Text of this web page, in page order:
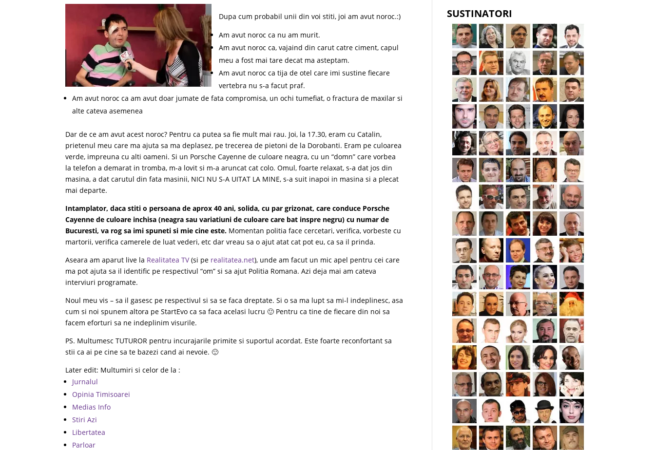
Dupa cum probabil unii din voi stiti, joi am avut noroc.:)
Am avut noroc ca nu am murit.
Am avut noroc ca, vajaind din carut catre ciment, capul
meu a fost mai tare decat ma asteptam.
Am avut noroc ca tija de otel care imi sustine fiecare
vertebra nu s-a facut praf.
Am avut noroc ca am avut doar jumate de fata compromisa, un ochi tumefiat, o fractura de maxilar si
alte cateva asemenea
Dar de ce am avut acest noroc? Pentru ca putea sa fie mult mai rau. Joi, la 17.30, eram cu Catalin,
prietenul meu care ma ajuta sa ma deplasez, pe trecerea de pietoni de la Dorobanti. Eram pe culoarea
verde, impreuna cu alti oameni. Si un Porsche Cayenne de culoare neagra, cu un “domn” care vorbea
la telefon a demarat in tromba, m-a lovit si m-a aruncat cat colo. Omul, foarte relaxat, s-a dat jos din
masina, a dat carutul din fata masinii, NICI NU S-A UITAT LA MINE, s-a suit inapoi in masina si a plecat
mai departe.
Intamplator, daca stiti o persoana de aprox 40 ani, solida, cu par grizonat, care conduce Porsche
Cayenne de culoare inchisa (neagra sau variatiuni de culoare care bat inspre negru) cu numar de
Bucuresti, va rog sa imi spuneti si mie cine este. Momentan politia face cercetari, verifica, vorbeste cu
martorii, verifica camerele de luat vederi, etc dar vreau sa o ajut atat cat pot eu, ca sa il prinda.
Aseara am aparut live la Realitatea TV(si pe realitatea.net), unde am facut un mic apel pentru cei care
ma pot ajuta sa il identific pe respectivul “om” si sa ajut Politia Romana. Azi deja mai am cateva
interviuri programate.
Noul meu vis – sa il gasesc pe respectivul si sa se faca dreptate. Si o sa ma lupt sa mi-l indeplinesc, asa
cum si noi spunem altora pe StartEvo ca sa faca acelasi lucru 🙂 Pentru ca tine de fiecare din noi sa
facem eforturi sa ne indeplinim visurile.
PS. Multumesc TUTUROR pentru incurajarile primite si suportul acordat. Este foarte reconfortant sa
stii ca ai pe cine sa te bazezi cand ai nevoie. 🙂
Later edit: Multumiri si celor de la :
Jurnalul
Opinia Timisoarei
Medias Info
Stiri Azi
Libertatea
Parloar
SUSTINATORI